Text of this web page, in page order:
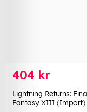
404 kr
Lightning Returns: Final
Fantasy XIII (Import)